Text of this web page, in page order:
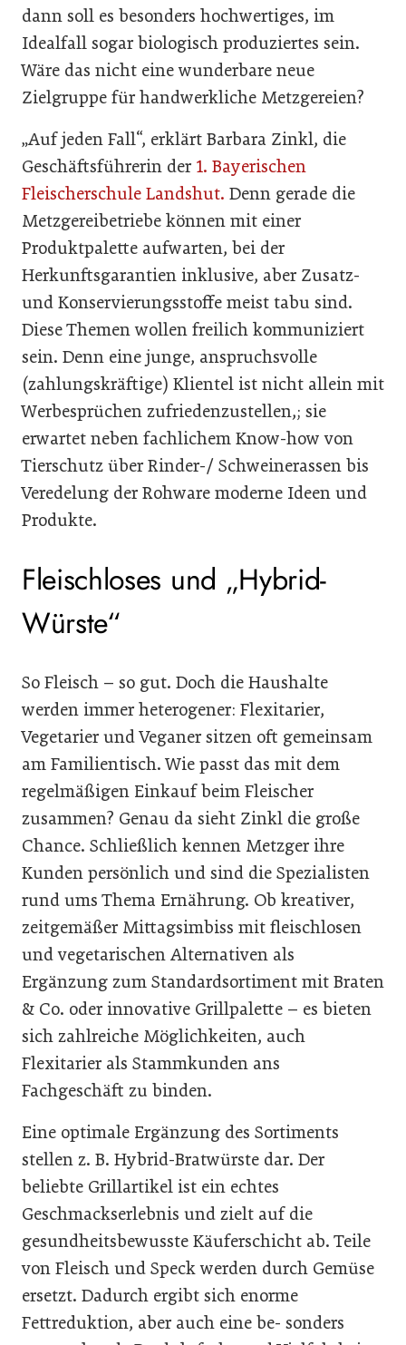
dann soll es besonders hochwertiges, im
Idealfall sogar biologisch produziertes sein.
Wäre das nicht eine wunderbare neue
Zielgruppe für handwerkliche Metzgereien?
„Auf jeden Fall“, erklärt Barbara Zinkl, die
Geschäftsführerin der 1. Bayerischen
Fleischerschule Landshut. Denn gerade die
Metzgereibetriebe können mit einer
Produktpalette aufwarten, bei der
Herkunftsgarantien inklusive, aber Zusatz-
und Konservierungsstoffe meist tabu sind.
Diese Themen wollen freilich kommuniziert
sein. Denn eine junge, anspruchsvolle
(zahlungskräftige) Klientel ist nicht allein mit
Werbesprüchen zufriedenzustellen,; sie
erwartet neben fachlichem Know-how von
Tierschutz über Rinder-/ Schweinerassen bis
Veredelung der Rohware moderne Ideen und
Produkte.
Fleischloses und „Hybrid-
Würste“
So Fleisch – so gut. Doch die Haushalte
werden immer heterogener: Flexitarier,
Vegetarier und Veganer sitzen oft gemeinsam
am Familientisch. Wie passt das mit dem
regelmäßigen Einkauf beim Fleischer
zusammen? Genau da sieht Zinkl die große
Chance. Schließlich kennen Metzger ihre
Kunden persönlich und sind die Spezialisten
rund ums Thema Ernährung. Ob kreativer,
zeitgemäßer Mittagsimbiss mit fleischlosen
und vegetarischen Alternativen als
Ergänzung zum Standardsortiment mit Braten
& Co. oder innovative Grillpalette – es bieten
sich zahlreiche Möglichkeiten, auch
Flexitarier als Stammkunden ans
Fachgeschäft zu binden.
Eine optimale Ergänzung des Sortiments
stellen z. B. Hybrid-Bratwürste dar. Der
beliebte Grillartikel ist ein echtes
Geschmackserlebnis und zielt auf die
gesundheitsbewusste Käuferschicht ab. Teile
von Fleisch und Speck werden durch Gemüse
ersetzt. Dadurch ergibt sich enorme
Fettreduktion, aber auch eine be- sonders